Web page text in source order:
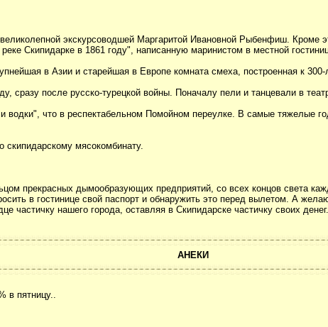
экскурсоводшей Маргаритой Ивановной Рыбенфиш. Кроме
Скипидарке в 1861 году", написанную маринистом в местной
в Азии и старейшая в Европе комната смеха, построенная к
сразу после русско-турецкой войны. Поначалу пели и танцевали в
водки", что в респектабельном Помойном переулке. В самые тяжелые
скипидарскому мясокомбинату.
прекрасных дымообразующих предприятий, со всех концов света
в гостинице свой паспорт и обнаружить это перед вылетом. А
частичку нашего города, оставляя в Скипидарске частичку своих
АНЕКИ
в пятницу..